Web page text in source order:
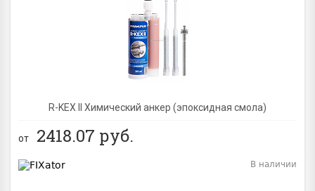
R-KEX II Химический анкер (эпоксидная смола)
от 2418.07 руб.
В наличии